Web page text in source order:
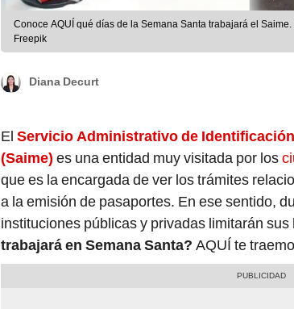
Conoce AQUÍ qué días de la Semana Santa trabajará el
Freepik
Diana Decurt
El Servicio Administrativo de
(Saime) es una entidad muy visitada por los
que es la encargada de ver los trámites
a la emisión de pasaportes. En ese sentido,
instituciones públicas y privadas limitarán
trabajará en Semana Santa? AQUÍ te